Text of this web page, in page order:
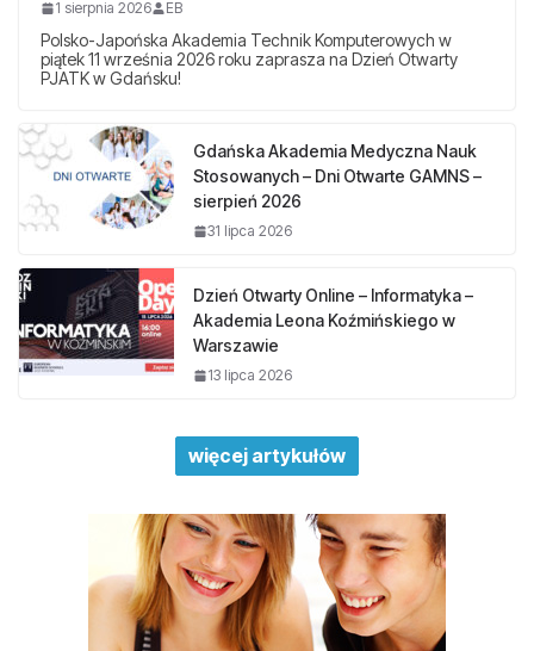
1 sierpnia 2026 EB
Polsko-Japońska Akademia Technik Komputerowych w
piątek 11 września 2026 roku zaprasza na Dzień Otwarty
PJATK w Gdańsku!
Gdańska Akademia Medyczna Nauk
Stosowanych – Dni Otwarte GAMNS –
sierpień 2026
31 lipca 2026
Dzień Otwarty Online – Informatyka –
Akademia Leona Koźmińskiego w
Warszawie
13 lipca 2026
więcej artykułów